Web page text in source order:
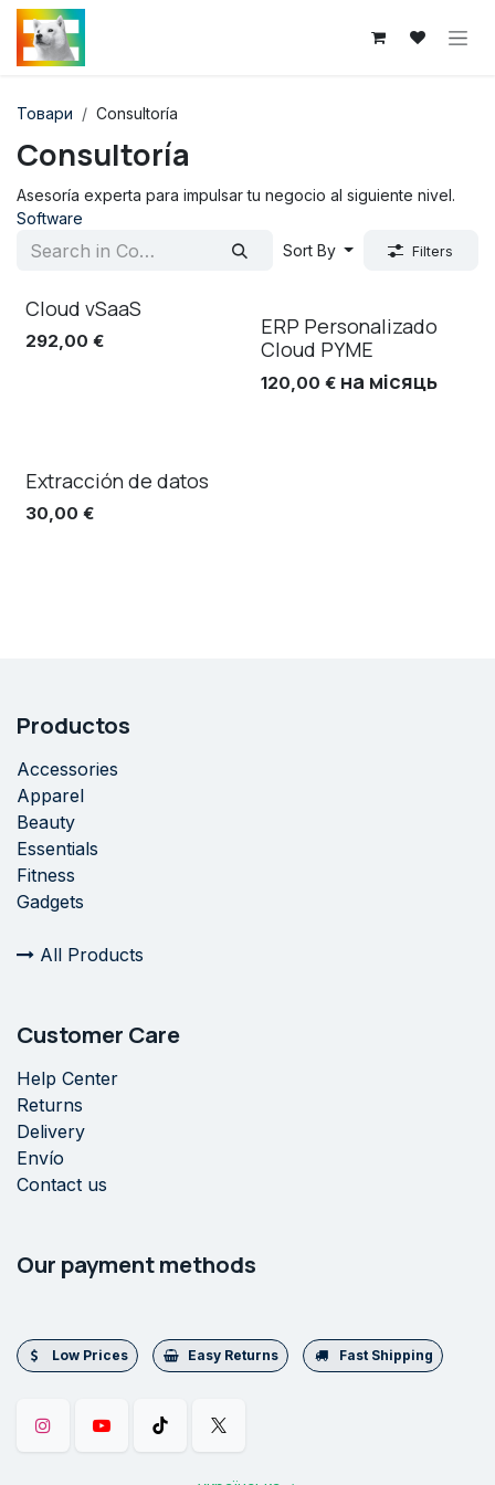
Skip to Content
Товари Consultoría
Consultoría
Asesoría experta para impulsar tu negocio al siguiente nivel.
Software
Sort By
Filters
Нове!
Cloud vSaaS
292,00 €
Нове!
ERP Personalizado
Cloud PYME
120,00 € на місяць
Extracción de datos
30,00 €
Productos
Accessories
Apparel
Beauty
Essentials
Fitness
Gadgets
All Products
Customer Care
Help Center
Returns
Delivery
Envío
Contact us
Our payment methods
Low Prices Easy Returns Fast Shipping